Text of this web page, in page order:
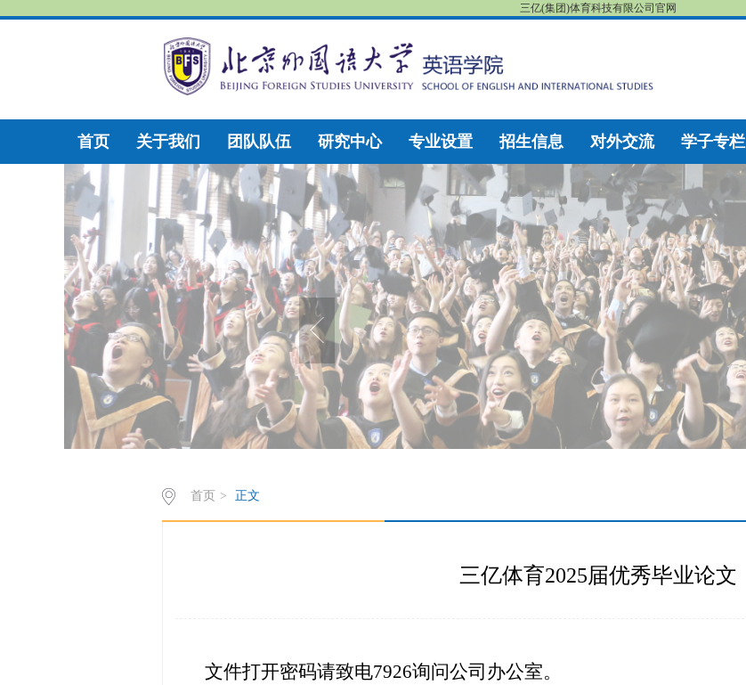
三亿(集团)体育科技有限公司官网
首页 关于我们 团队队伍 研究中心 专业设置 招生信息 对外交流 学子专栏
首页 > 正文
三亿体育2025届优秀毕业论文
文件打开密码请致电7926询问公司办公室。